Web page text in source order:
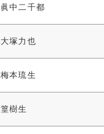
眞中二千都
大塚力也
梅本琉生
篁樹生